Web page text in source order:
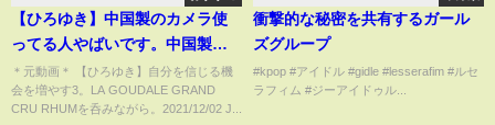
【ひろゆき】中国製のカメラ使
ってる人やばいです。中国製家
電・Wifiの危険性について。
＊元動画＊ 【ひろゆき】自分を信じる機
会を増やす3。LA GOUDALE GRAND
CRU RHUMを呑みながら。2021/12/02 J...
衝撃的な秘密を共有するガール
ズグループ
#kpop #アイドル #gidle #lesserafim #ルセ
ラフィム #ジーアイドゥル...